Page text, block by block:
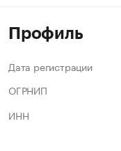
Профиль
Дата регистрации
ОГРНИП
ИНН